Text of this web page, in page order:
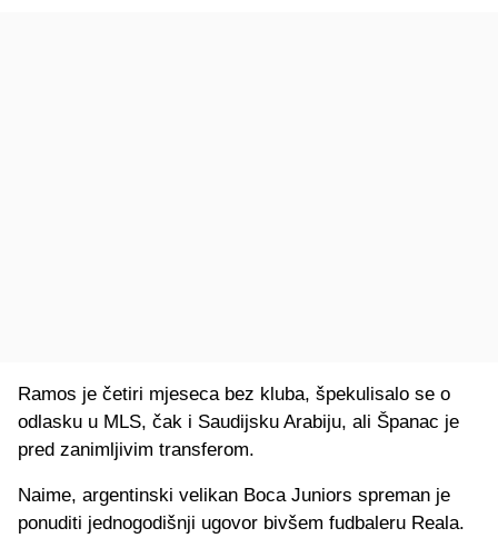
Ramos je četiri mjeseca bez kluba, špekulisalo se o
odlasku u MLS, čak i Saudijsku Arabiju, ali Španac je
pred zanimljivim transferom.
Naime, argentinski velikan Boca Juniors spreman je
ponuditi jednogodišnji ugovor bivšem fudbaleru Reala.